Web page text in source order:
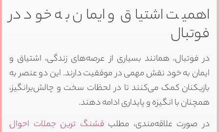
اهمیت اشتیاق و ایمان به خود در
فوتبال
در فوتبال، همانند بسیاری از عرصه‌های زندگی، اشتیاق و
ایمان به خود نقش مهمی در موفقیت دارند. این دو عنصر به
بازیکنان کمک می‌کنند تا در لحظات سخت و چالش‌برانگیز،
همچنان با انگیزه و پایداری ادامه دهند.
در صورت علاقه‌مندی، مطلب قشنگ ترین جملات احوال